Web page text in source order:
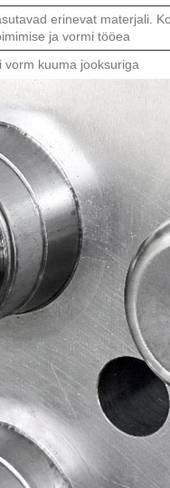
erinevat materjali.
ja vormi tööea
vorm kuuma jooksuriga